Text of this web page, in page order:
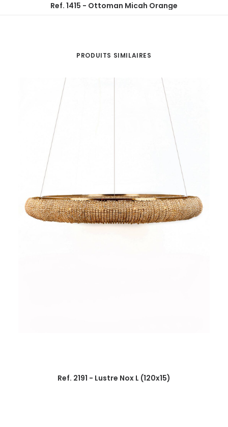
Ref. 1415 - Ottoman Micah Orange
PRODUITS SIMILAIRES
Ref. 2191 - Lustre Nox L (120x15)